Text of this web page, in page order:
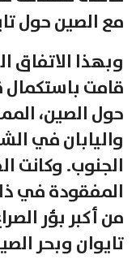
مع الصين حول
وبهذا الاتفاق
قامت
حول الصين،
واليابان في
الجنوب. وكانت
المفقودة في
من أكبر بؤر
تايوان وبحر